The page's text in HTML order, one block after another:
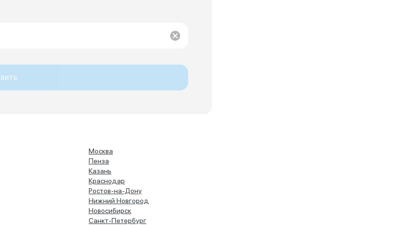
Москва
Пенза
Казань
Краснодар
Ростов-на-Дону
Нижний Новгород
Новосибирск
Санкт-Петербург